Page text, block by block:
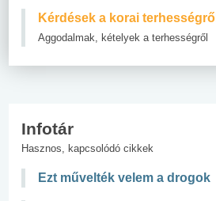
Kérdések a korai terhességről
Aggodalmak, kételyek a terhességről
Infotár
Hasznos, kapcsolódó cikkek
Ezt művelték velem a drogok